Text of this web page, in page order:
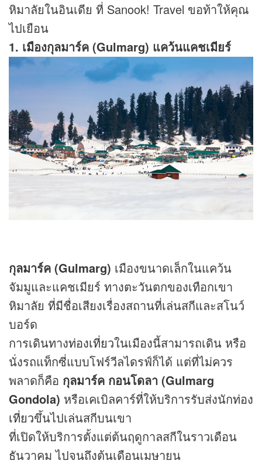
หิมาลัยในอินเดีย ที่ Sanook! Travel ขอท้าให้คุณ
ไปเยือน
1. เมืองกุลมาร์ค (Gulmarg) แคว้นแคชเมียร์
กุลมาร์ค (Gulmarg) เมืองขนาดเล็กในแคว้น
จัมมูและแคชเมียร์ ทางตะวันตกของเทือกเขา
หิมาลัย ที่มีชื่อเสียงเรื่องสถานที่เล่นสกีและสโนว์
บอร์ด
การเดินทางท่องเที่ยวในเมืองนี้สามารถเดิน หรือ
นั่งรถแท็กซี่แบบโฟร์วีลไดรฟ์ก็ได้ แต่ที่ไม่ควร
พลาดก็คือ กุลมาร์ค กอนโดลา (Gulmarg
Gondola) หรือเคเบิลคาร์ที่ให้บริการรับส่งนักท่อง
เที่ยวขึ้นไปเล่นสกีบนเขา
ที่เปิดให้บริการตั้งแต่ต้นฤดูกาลสกีในราวเดือน
ธันวาคม ไปจนถึงต้นเดือนเมษายน